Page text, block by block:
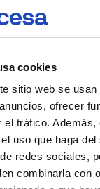
cookies
sitio web se
ofrecer
el tráfico. Además,
uso que haga del
redes sociales,
combinarla con